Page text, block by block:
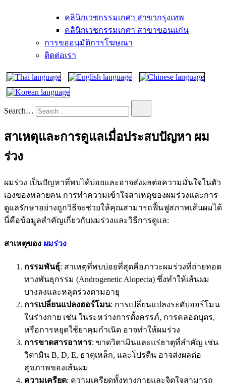
คลินิกเวชกรรมเกศา สาขากรุงเทพ
คลินิกเวชกรรมเกศา สาขาขอนแก่น
การขออนุมัติการโฆษณา
ติดต่อเรา
Search…
สาเหตุและการดูแลเมื่อประสบปัญหา ผม
ร่วง
ผมร่วง เป็นปัญหาที่พบได้บ่อยและอาจส่งผลต่อความมั่นใจในตัว
เองของหลายคน การทำความเข้าใจสาเหตุของผมร่วงและการ
ดูแลรักษาอย่างถูกวิธีจะช่วยให้คุณสามารถฟื้นฟูสภาพเส้นผมได้
นี่คือข้อมูลสำคัญเกี่ยวกับผมร่วงและวิธีการดูแล:
สาเหตุของ ผมร่วง
กรรมพันธุ์: สาเหตุที่พบบ่อยที่สุดคือภาวะผมร่วงที่ถ่ายทอด
ทางพันธุกรรม (Androgenetic Alopecia) ซึ่งทำให้เส้นผม
บางลงและหลุดร่วงตามอายุ
การเปลี่ยนแปลงฮอร์โมน: การเปลี่ยนแปลงระดับฮอร์โมน
ในร่างกาย เช่น ในระหว่างการตั้งครรภ์, การคลอดบุตร,
หรือการหยุดใช้ยาคุมกำเนิด อาจทำให้ผมร่วง
การขาดสารอาหาร: ขาดวิตามินและแร่ธาตุที่สำคัญ เช่น
วิตามิน B, D, E, ธาตุเหล็ก, และโปรตีน อาจส่งผลต่อ
สุขภาพของเส้นผม
ความเครียด: ความเครียดทั้งทางกายและจิตใจสามารถ